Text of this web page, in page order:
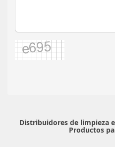
Distribuidores de limpieza
Productos